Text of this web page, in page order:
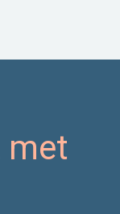
met